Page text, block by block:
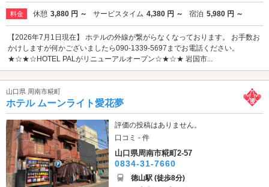
料金 休憩 3,880 円 ～ サービスタイム 4,380 円 ～ 宿泊 5,980 円 ～
【2026年7月1日現在】 ホテルの外線が繋がらなくなっております。 お手数お
かけしますが何かございましたら090-1339-5697までお電話ください。
★☆★☆HOTEL PALがリニューアルオープン☆★☆★ 岩国市...
山口県 周南市糀町
ホテル ムーンライト愛花夢
評価の投稿はありません。
口コミ - 件
山口県周南市糀町2-57
0834-31-7660
徳山駅 (徒歩8分)